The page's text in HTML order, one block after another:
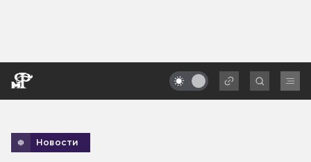
Новости